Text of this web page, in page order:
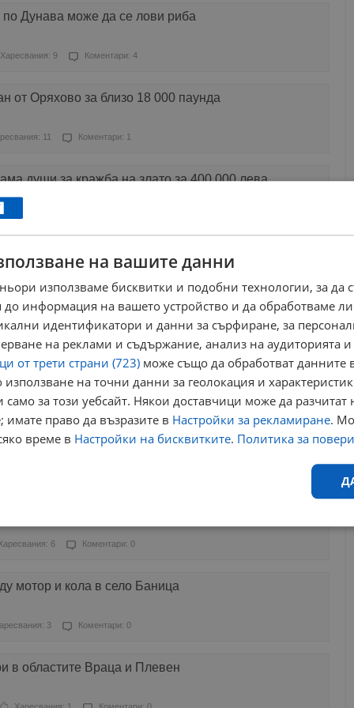
по Дунава може да се лови риба
Харесвания: 9 Коментари: 4
от Оряхово за близо 18 000 паунда
11 Коментари: 1
души за кражба на злато за 400 000 лева
0
спря ферибота Оряхово – Бекет
0
разследва корупция в дирекция "Морско дело и
0 Коментари: 0
във Врачанско
6 Коментари: 0
мотор и кола в село Баница
3 Коментари: 0
в областите Враца и Плевен
на вашите данни
използваме бисквитки и подобни технологии, за да
до информация на вашето устройство и да обработваме
идентификатори и данни за сърфиране, за
на реклами и съдържание, анализ на аудиторията
от трети страни (723) може също да обработват данните
на точни данни за геолокация и
за този уебсайт. Някои доставчици може да разчитат
имате право да възразите в Настройки за рекламиране.
време в Настройки на бисквитките. Политика за
Ефективност Таргетиране Функционалност